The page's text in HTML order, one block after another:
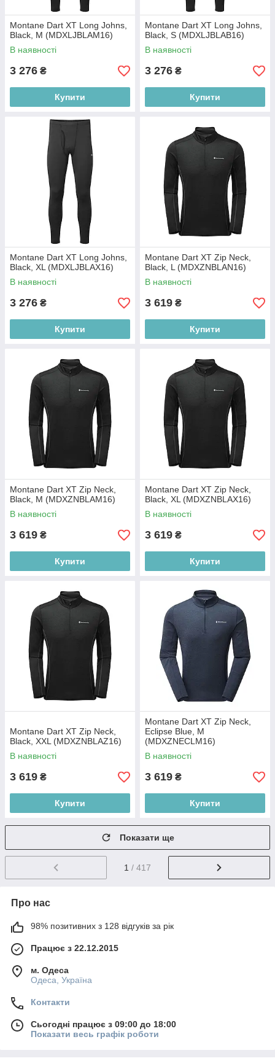
Montane Dart XT Long Johns,
Black, M (MDXLJBLAM16)
В наявності
3 276 ₴
Купити
Montane Dart XT Long Johns,
Black, S (MDXLJBLAB16)
В наявності
3 276 ₴
Купити
Montane Dart XT Long Johns,
Black, XL (MDXLJBLAX16)
В наявності
3 276 ₴
Купити
Montane Dart XT Zip Neck,
Black, L (MDXZNBLAN16)
В наявності
3 619 ₴
Купити
Montane Dart XT Zip Neck,
Black, M (MDXZNBLAM16)
В наявності
3 619 ₴
Купити
Montane Dart XT Zip Neck,
Black, XL (MDXZNBLAX16)
В наявності
3 619 ₴
Купити
Montane Dart XT Zip Neck,
Black, XXL (MDXZNBLAZ16)
В наявності
3 619 ₴
Купити
Montane Dart XT Zip Neck,
Eclipse Blue, M
(MDXZNECLM16)
В наявності
3 619 ₴
Купити
Показати ще
1 / 417
Про нас
98% позитивних з 128 відгуків за рік
Працює з 22.12.2015
м. Одеса
Одеса, Україна
Контакти
Сьогодні працює з 09:00 до 18:00
Показати весь графік роботи